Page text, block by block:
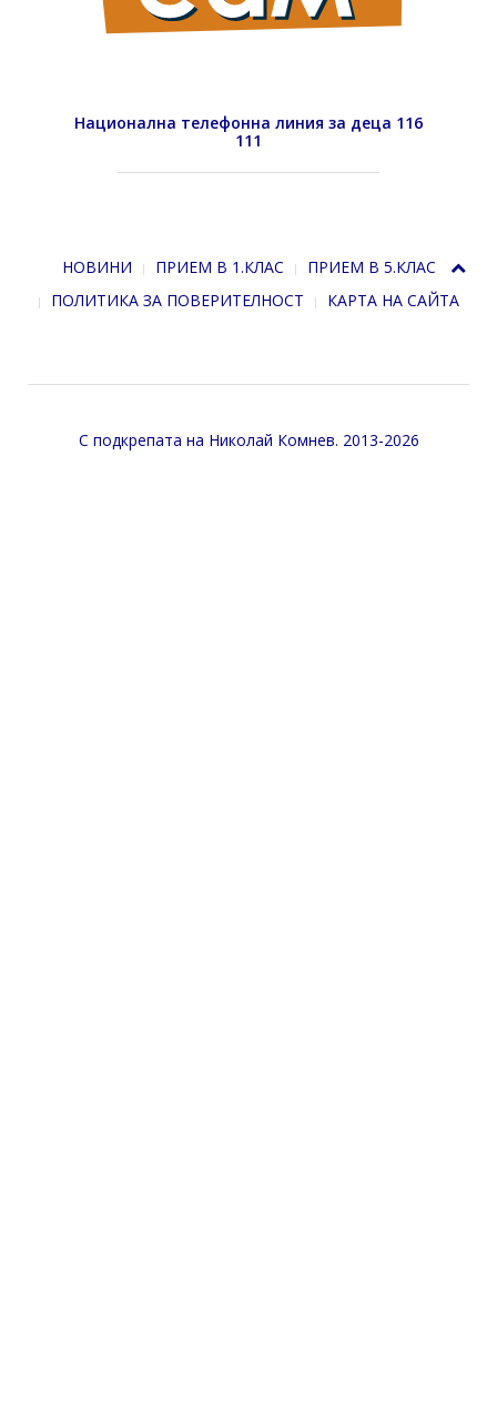
Национална телефонна линия за деца 116
111
НОВИНИ ПРИЕМ В 1.КЛАС
ПРИЕМ В 5.КЛАС
ПОЛИТИКА ЗА ПОВЕРИТЕЛНОСТ
КАРТА НА САЙТА
С подкрепата на Николай Комнев. 2013-2026